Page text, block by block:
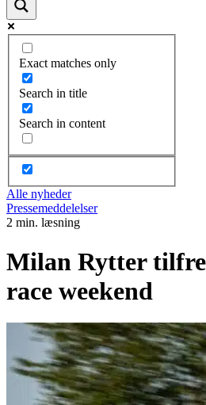
Exact matches only
Search in title
Search in content
Alle nyheder
Pressemeddelelser
2 min. læsning
Milan Rytter
race weekend